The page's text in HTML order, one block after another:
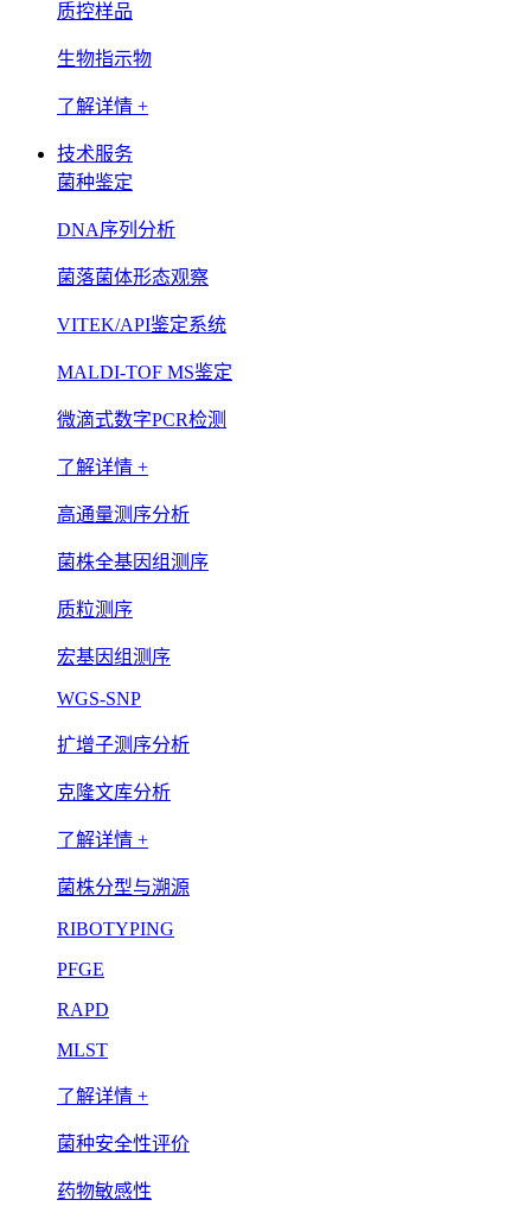
质控样品
生物指示物
了解详情 +
技术服务
菌种鉴定
DNA序列分析
菌落菌体形态观察
VITEK/API鉴定系统
MALDI-TOF MS鉴定
微滴式数字PCR检测
了解详情 +
高通量测序分析
菌株全基因组测序
质粒测序
宏基因组测序
WGS-SNP
扩增子测序分析
克隆文库分析
了解详情 +
菌株分型与溯源
RIBOTYPING
PFGE
RAPD
MLST
了解详情 +
菌种安全性评价
药物敏感性